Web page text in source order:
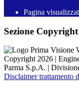
Pagina
Sezione Copyright
Copyright 2026 |
Parma S.p.A. |
Disclaimer trattamento